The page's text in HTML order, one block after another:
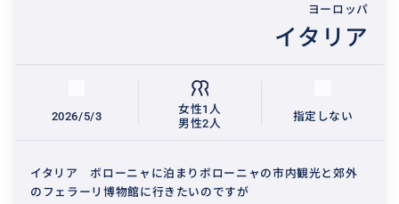
ヨーロッパ
イタリア
2026/5/3
女性1人
男性2人
指定しない
イタリア ボローニャに泊まりボローニャの市内観光と郊外
のフェラーリ博物館に行きたいのですが